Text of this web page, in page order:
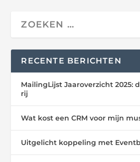
RECENTE BERICHTEN
MailingLijst Jaaroverzicht 2025:
rij
Wat kost een CRM voor mijn
Uitgelicht koppeling met